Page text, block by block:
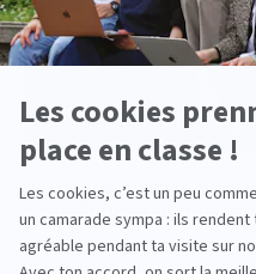
L'EFAP : sur le
meilleures écoles
lire la suite